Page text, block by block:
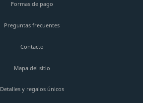
Formas de pago
Preguntas frecuentes
Contacto
Mapa del sitio
Detalles y regalos únicos